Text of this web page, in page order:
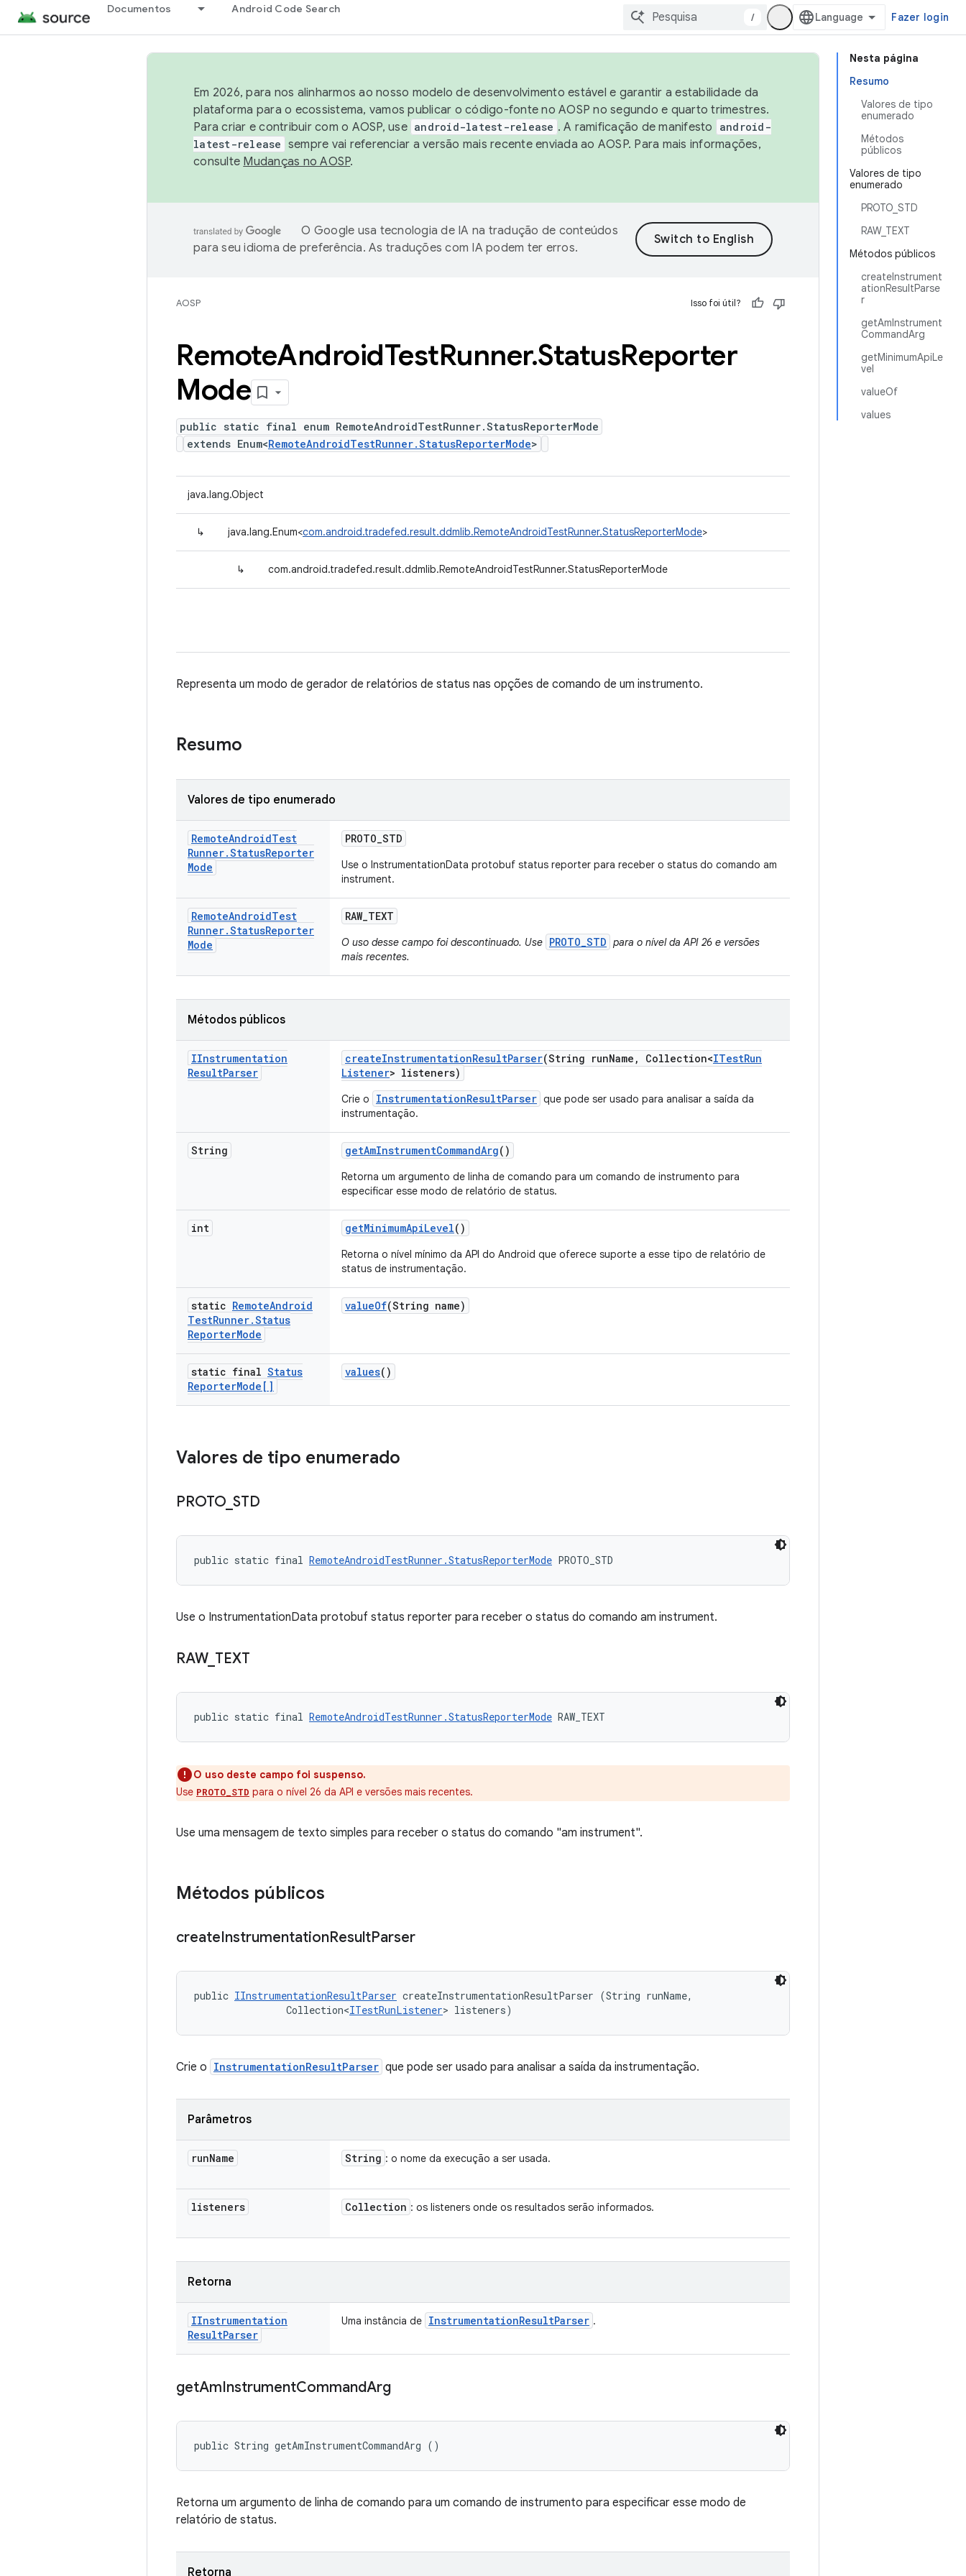
Documentos Android Code Search
/ Fazer login
Nesta página
Resumo
Valores de tipo
enumerado
Métodos
públicos
Valores de tipo
enumerado
PROTO_STD
RAW_TEXT
Métodos públicos
createInstrument
ationResultParse
r
getAmInstrument
CommandArg
getMinimumApiLe
vel
valueOf
values
Em 2026, para nos alinharmos ao nosso modelo de desenvolvimento estável e garantir a estabilidade da
plataforma para o ecossistema, vamos publicar o código-fonte no AOSP no segundo e quarto trimestres.
Para criar e contribuir com o AOSP, use android-latest-release . A ramificação de manifesto
android-
latest-release sempre vai referenciar a versão mais recente enviada ao AOSP. Para mais informações,
consulte Mudanças no AOSP.
O Google usa tecnologia de IA na tradução de conteúdos
para seu idioma de preferência. As traduções com IA podem ter erros.
AOSP Isso foi útil?
RemoteAndroidTestRunner.StatusReporter
Mode
public static final enum RemoteAndroidTestRunner.StatusReporterMode
extends Enum<RemoteAndroidTestRunner.StatusReporterMode>
java.lang.Object
↳ java.lang.Enum<com.android.tradefed.result.ddmlib.RemoteAndroidTestRunner.StatusReporterMode>
↳ com.android.tradefed.result.ddmlib.RemoteAndroidTestRunner.StatusReporterMode
Representa um modo de gerador de relatórios de status nas opções de comando de um instrumento.
Resumo
Valores de tipo enumerado
RemoteAndroidTest
Runner.StatusReporter
Mode
PROTO_STD
Use o InstrumentationData protobuf status reporter para receber o status do comando am
instrument.
RemoteAndroidTest
Runner.StatusReporter
Mode
RAW_TEXT
O uso desse campo foi descontinuado. Use PROTO_STD para o nível da API 26 e versões
mais recentes.
Métodos públicos
IInstrumentation
ResultParser
createInstrumentationResultParser(String runName , Collection<ITestRun
Listener> listeners)
Crie o InstrumentationResultParser que pode ser usado para analisar a saída da
instrumentação.
String getAmInstrumentCommandArg()
Retorna um argumento de linha de comando para um comando de instrumento para
especificar esse modo de relatório de status.
int getMinimumApiLevel()
Retorna o nível mínimo da API do Android que oferece suporte a esse tipo de relatório de
status de instrumentação.
static RemoteAndroid
TestRunner.Status
ReporterMode
valueOf(String name)
static final Status
ReporterMode[]
values()
Valores de tipo enumerado
PROTO STD
public static final RemoteAndroidTestRunner.StatusReporterMode PROTO_STD
Use o InstrumentationData protobuf status reporter para receber o status do comando am instrument.
RAW_ TEXT
public static final RemoteAndroidTestRunner.StatusReporterMode RAW_TEXT
O uso deste campo foi suspenso.
Use PROTO_STD para o nível 26 da API e versões mais recentes.
Use uma mensagem de texto simples para receber o status do comando "am instrument".
Métodos públicos
createInstrumentationResultParser
public IInstrumentationResultParser createInstrumentationResultParser (String runName,
                Collection<
ITestRunListener> listeners)
Crie o InstrumentationResultParser que pode ser usado para analisar a saída da instrumentação.
Parâmetros
runName String : o nome da execução a ser usada.
listeners Collection : os listeners onde os resultados serão informados.
Retorna
IInstrumentation
ResultParser
Uma instância de InstrumentationResultParser .
getAmInstrumentCommandArg
public String getAmInstrumentCommandArg ()
Retorna um argumento de linha de comando para um comando de instrumento para especificar esse modo de
relatório de status.
Retorna